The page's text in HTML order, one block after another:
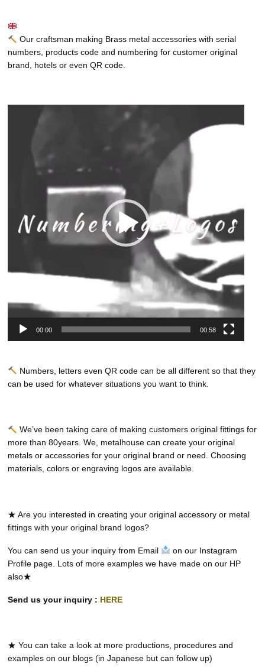
Our craftsman making Brass metal accessories with serial
numbers, products code and numbering for customer original
brand, hotels or even QR code.
00:00 00:58
Numbers, letters even QR code can be all different so that they
can be used for whatever situations you want to think.
We’ve been taking care of making customers original fittings for
more than 80years. We, metalhouse can create your original
metals or accessories for your original brand or need. Choosing
materials, colors or engraving logos are available.
★ Are you interested in creating your original accessory or metal
fittings with your original brand logos?
You can send us your inquiry from Email
on our Instagram
Profile page. Lots of more examples we have made on our HP
also★
Send us your inquiry : HERE
★ You can take a look at more productions, procedures and
examples on our blogs (in Japanese but can follow up)